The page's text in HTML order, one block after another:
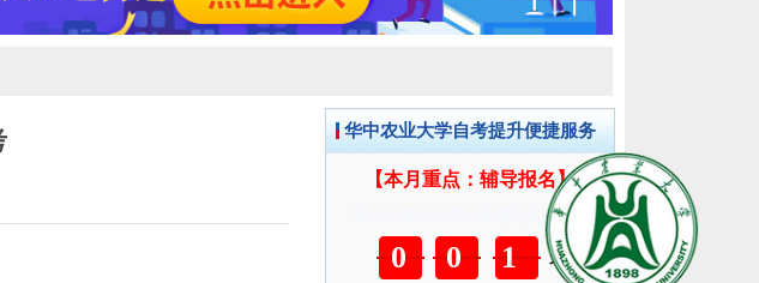
华中农业大学自考提升便捷服务
【本月重点：辅导报名】
距华中农业大学自考辅导报名截止
001天